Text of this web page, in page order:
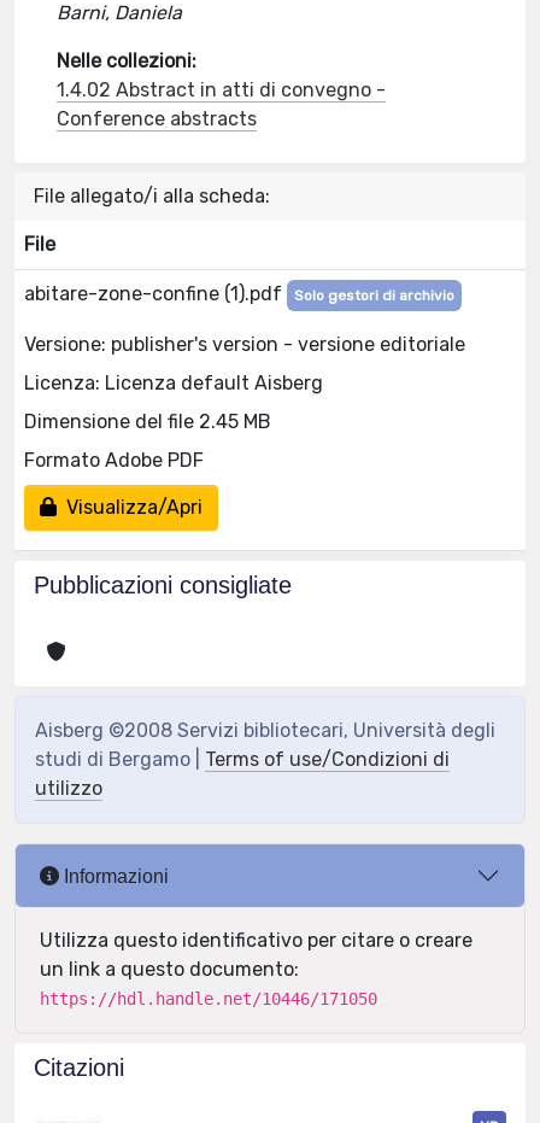
Barni, Daniela
Nelle collezioni:
1.4.02 Abstract in atti di convegno -
Conference abstracts
File allegato/i alla scheda:
File
abitare-zone-confine (1).pdf Solo gestori di archivio
Versione: publisher's version - versione editoriale
Licenza: Licenza default Aisberg
Dimensione del file 2.45 MB
Formato Adobe PDF
Visualizza/Apri
Pubblicazioni consigliate
Aisberg ©2008 Servizi bibliotecari, Università degli
studi di Bergamo | Terms of use/Condizioni di
utilizzo
Informazioni
Utilizza questo identificativo per citare o creare
un link a questo documento:
https://hdl.handle.net/10446/171050
Citazioni